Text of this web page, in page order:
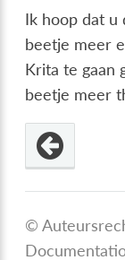
Ik hoop dat u
beetje meer
Krita te gaan
beetje meer
©